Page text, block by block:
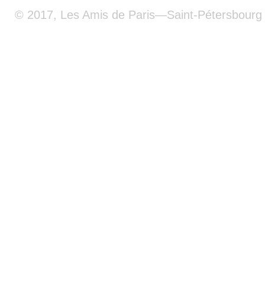
© 2017, Les Amis de Paris—Saint-Pétersbourg